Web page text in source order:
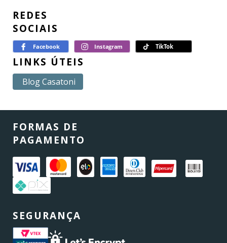
REDES
SOCIAIS
LINKS ÚTEIS
Blog Casatoni
FORMAS DE
PAGAMENTO
SEGURANÇA